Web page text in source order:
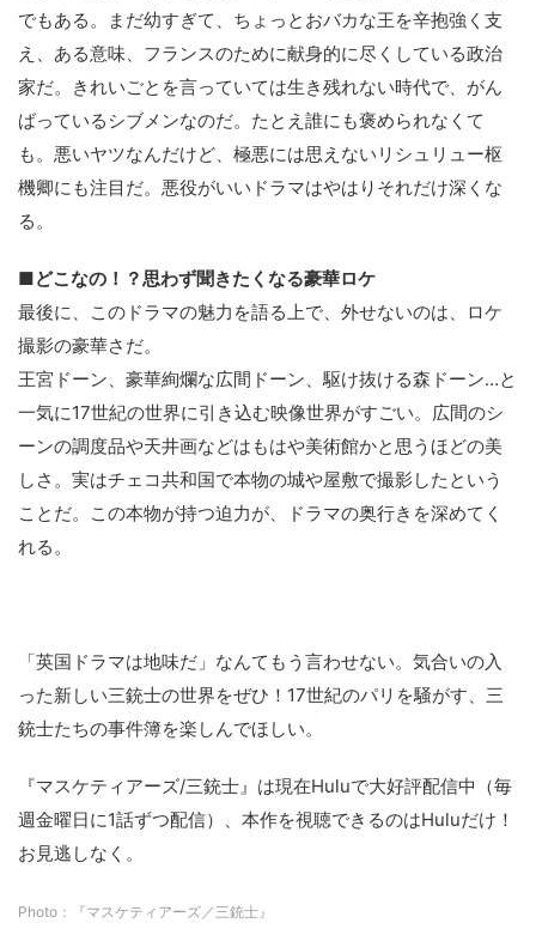
でもある。まだ幼すぎて、ちょっとおバカな王を辛抱強く支
え、ある意味、フランスのために献身的に尽くしている政治
家だ。きれいごとを言っていては生き残れない時代で、がん
ばっているシブメンなのだ。たとえ誰にも褒められなくて
も。悪いヤツなんだけど、極悪には思えないリシュリュー枢
機卿にも注目だ。悪役がいいドラマはやはりそれだけ深くな
る。
■どこなの！？思わず聞きたくなる豪華ロケ
最後に、このドラマの魅力を語る上で、外せないのは、ロケ
撮影の豪華さだ。
王宮ドーン、豪華絢爛な広間ドーン、駆け抜ける森ドーン…と
一気に17世紀の世界に引き込む映像世界がすごい。広間のシ
ーンの調度品や天井画などはもはや美術館かと思うほどの美
しさ。実はチェコ共和国で本物の城や屋敷で撮影したという
ことだ。この本物が持つ迫力が、ドラマの奥行きを深めてく
れる。
「英国ドラマは地味だ」なんてもう言わせない。気合いの入
った新しい三銃士の世界をぜひ！17世紀のパリを騒がす、三
銃士たちの事件簿を楽しんでほしい。
『マスケティアーズ/三銃士』は現在Huluで大好評配信中（毎
週金曜日に1話ずつ配信）、本作を視聴できるのはHuluだけ！
お見逃しなく。
Photo：『マスケティアーズ／三銃士』